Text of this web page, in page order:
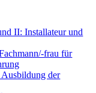
II: Installateur und
frau für
der